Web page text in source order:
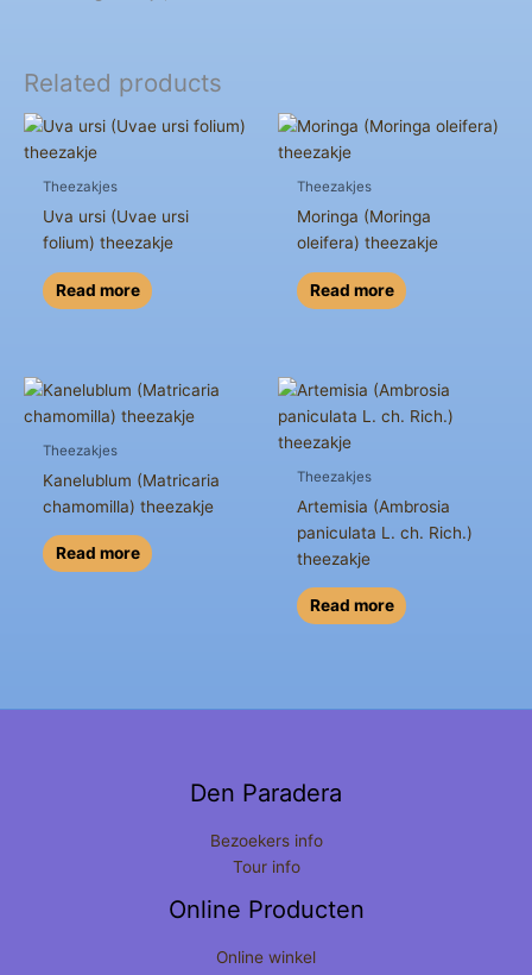
Related products
Theezakjes
Uva ursi (Uvae ursi
folium) theezakje
Read more
Theezakjes
Moringa (Moringa
oleifera) theezakje
Read more
Theezakjes
Kanelublum (Matricaria
chamomilla) theezakje
Read more
Theezakjes
Artemisia (Ambrosia
paniculata L. ch. Rich.)
theezakje
Read more
Den Paradera
Bezoekers info
Tour info
Online Producten
Online winkel